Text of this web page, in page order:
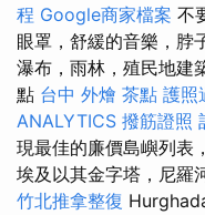
程 Google商家檔案 不
眼罩，舒緩的音樂，脖
瀑布，雨林，殖民地建
點 台中 外燴 茶點 護照
ANALYTICS 撥筋證照
現最佳的廉價島嶼列表
埃及以其金字塔，尼羅
竹北推拿整復